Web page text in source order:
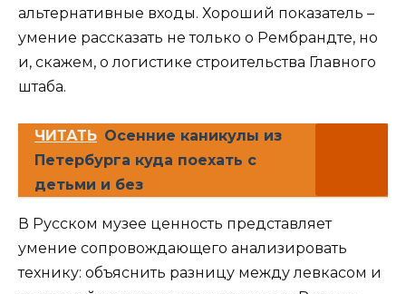
альтернативные входы. Хороший показатель –
умение рассказать не только о Рембрандте, но
и, скажем, о логистике строительства Главного
штаба.
ЧИТАТЬ Осенние каникулы из
Петербурга куда поехать с
детьми и без
В Русском музее ценность представляет
умение сопровождающего анализировать
технику: объяснить разницу между левкасом и